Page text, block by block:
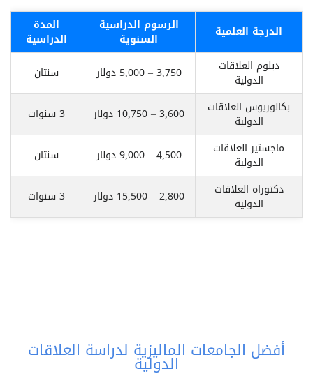
الدرجة العلمية الرسوم الدراسية
السنوية
المدة
الدراسية
دبلوم العلاقات
الدولية 3,750 – 5,000 دولار
سنتان
بكالوريوس العلاقات
الدولية 3,600 – 10,750 دولار
3 سنوات
ماجستير العلاقات
الدولية 4,500 – 9,000 دولار
سنتان
دكتوراه العلاقات
الدولية 2,800 – 15,500 دولار 3 سنوات
أفضل الجامعات الماليزية لدراسة العلاقات
الدولية